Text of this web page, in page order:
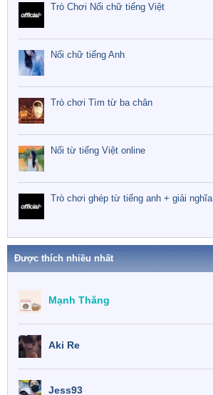
Trò Chơi Nối chữ tiếng Việt
Nối chữ tiếng Anh
Trò chơi Tìm từ ba chân
Nối từ tiếng Việt online
Trò chơi ghép từ tiếng anh + giải nghĩa
Được thích nhiều nhất
Mạnh Thăng
Aki Re
Jess93